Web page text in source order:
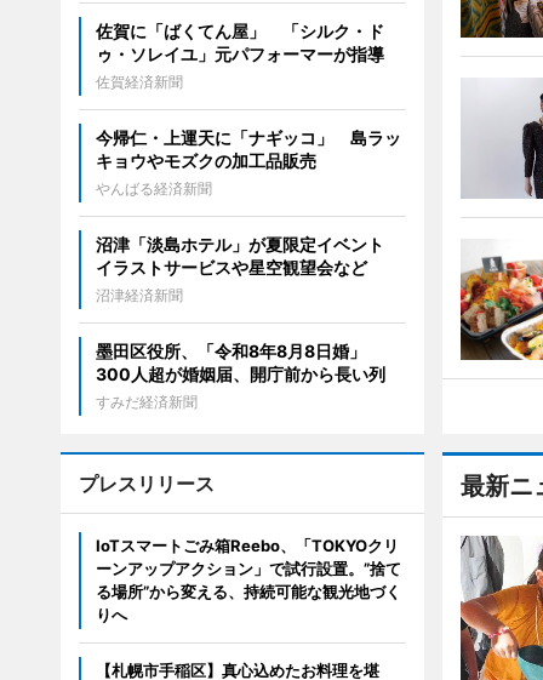
最新ニ
佐賀に「ばくてん屋」 「シルク・ド
ゥ・ソレイユ」元パフォーマーが指導
佐賀経済新聞
今帰仁・上運天に「ナギッコ」 島ラッ
キョウやモズクの加工品販売
やんばる経済新聞
沼津「淡島ホテル」が夏限定イベント
イラストサービスや星空観望会など
沼津経済新聞
墨田区役所、「令和8年8月8日婚」
300人超が婚姻届、開庁前から長い列
すみだ経済新聞
プレスリリース
IoTスマートごみ箱Reebo、「TOKYOクリ
ーンアップアクション」で試行設置。”捨て
る場所”から変える、持続可能な観光地づく
りへ
【札幌市手稲区】真心込めたお料理を堪